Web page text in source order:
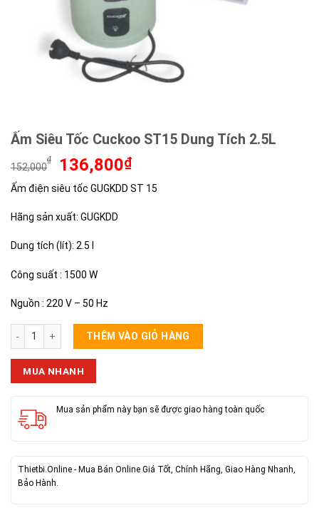
Ấm Siêu Tốc Cuckoo ST15 Dung Tích 2.5L
152,000
₫
Giá
là:
152,000₫.
136,800₫Giá
tại
Ấm điện siêu tốc GUGKDD ST 15
Hãng sản xuất: GUGKDD
Dung tích (lít): 2.5 l
Công suất : 1500 W
Nguồn : 220 V – 50 Hz
Ấm Siêu Tốc Cuckoo ST15 Dung Tích 2.5L số lượng
THÊM VÀO GIỎ HÀNG
MUA NHANH
Mua sản phẩm này bạn sẽ được giao hàng toàn quốc
Thietbi.Online - Mua Bán Online Giá Tốt, Chính Hãng, Giao Hàng Nhanh,
Bảo Hành.